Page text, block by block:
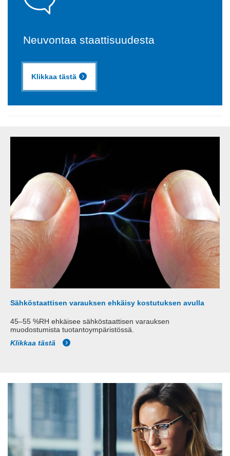
Neuvontaa staattisuudesta
Klikkaa tästä
Sähköstaattisen varauksen ehkäisy kostutuksen avulla
45–55 %RH ehkäisee sähköstaattisen varauksen
muodostumista tuotantoympäristössä.
Klikkaa tästä